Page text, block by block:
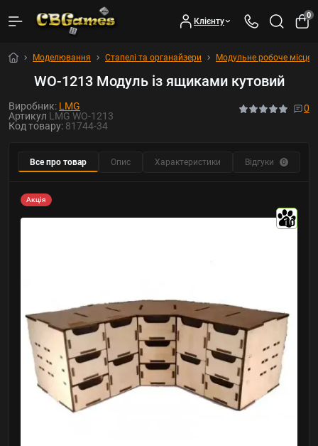
Клієнту
0
Моделювання Стапелі та органайзери Модульне робоче місце
WO-1213 Модуль із ящиками кутовий
Виробник: LMG
Артикул LMG WO-1213
Код товару: 81744-34
0
Все про товар Опис Характеристики Відгуки 0
Акція
10